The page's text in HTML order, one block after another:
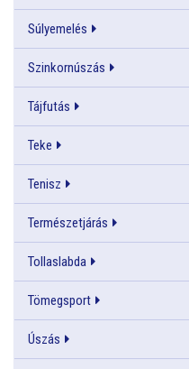
Súlyemelés
Szinkornúszás
Tájfutás
Teke
Tenisz
Természetjárás
Tollaslabda
Tömegsport
Úszás